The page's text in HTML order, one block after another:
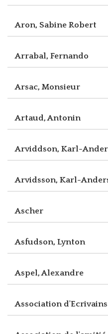
Aron, Sabine Robert
Arrabal, Fernando
Arsac, Monsieur
Artaud, Antonin
Arviddson, Karl-
Arvidsson, Karl-
Ascher
Asfudson, Lynton
Aspel, Alexandre
Association d'Ecrivains